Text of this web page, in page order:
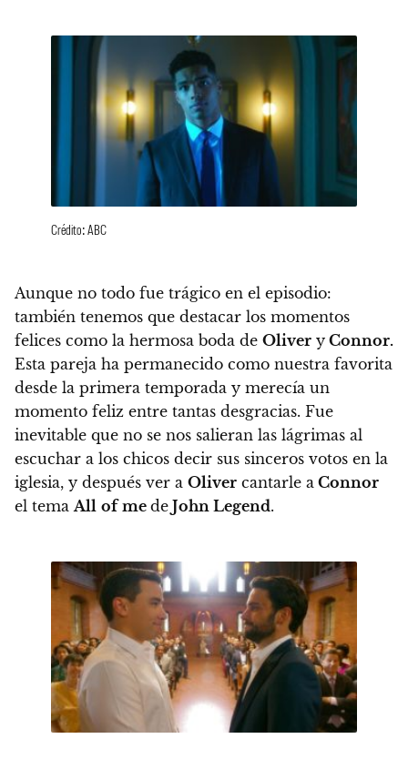
Crédito: ABC
Aunque no todo fue trágico en el episodio:
también tenemos que destacar los momentos
felices como la hermosa boda de Oliver y Connor.
Esta pareja ha permanecido como nuestra favorita
desde la primera temporada y merecía un
momento feliz entre tantas desgracias. Fue
inevitable que no se nos salieran las lágrimas al
escuchar a los chicos decir sus sinceros votos en la
iglesia, y después ver a Oliver cantarle a Connor
el tema All of me de John Legend.